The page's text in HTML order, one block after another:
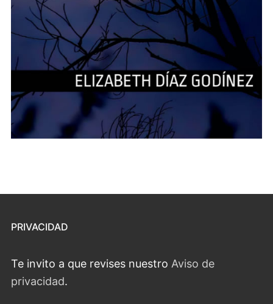
PRIVACIDAD
Te invito a que revises nuestro Aviso de
privacidad.